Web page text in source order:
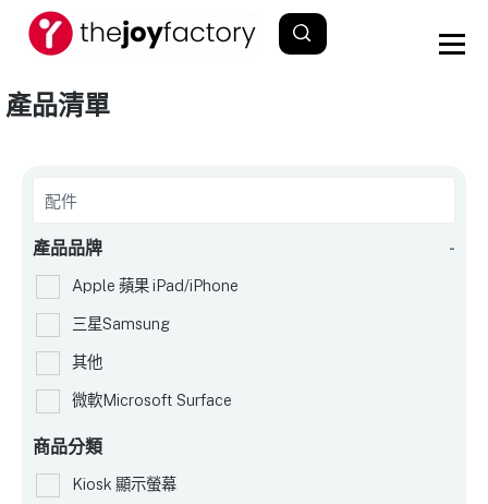
產品清單
產品品牌 -
Apple 蘋果 iPad/iPhone
三星Samsung
其他
微軟Microsoft Surface
商品分類
Kiosk 顯示螢幕